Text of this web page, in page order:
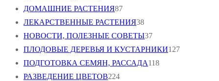
ДОМАШНИЕ РАСТЕНИЯ87
ЛЕКАРСТВЕННЫЕ РАСТЕНИЯ38
НОВОСТИ, ПОЛЕЗНЫЕ СОВЕТЫ37
ПЛОДОВЫЕ ДЕРЕВЬЯ И КУСТАРНИКИ127
ПОДГОТОВКА СЕМЯН, РАССАДА118
РАЗВЕДЕНИЕ ЦВЕТОВ224